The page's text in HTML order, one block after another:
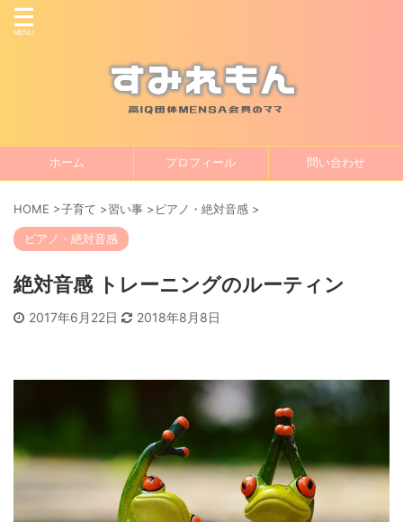
ホーム プロフィール 問い合わせ
HOME >子育て >習い事 >ピアノ・絶対音感 >
ピアノ・絶対音感
絶対音感 トレーニングのルーティン
2017年6月22日 2018年8月8日